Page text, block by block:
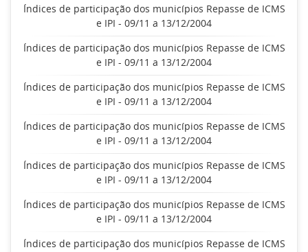
Índices de participação dos municípios Repasse de ICMS
e IPI - 09/11 a 13/12/2004
Índices de participação dos municípios Repasse de ICMS
e IPI - 09/11 a 13/12/2004
Índices de participação dos municípios Repasse de ICMS
e IPI - 09/11 a 13/12/2004
Índices de participação dos municípios Repasse de ICMS
e IPI - 09/11 a 13/12/2004
Índices de participação dos municípios Repasse de ICMS
e IPI - 09/11 a 13/12/2004
Índices de participação dos municípios Repasse de ICMS
e IPI - 09/11 a 13/12/2004
Índices de participação dos municípios Repasse de ICMS